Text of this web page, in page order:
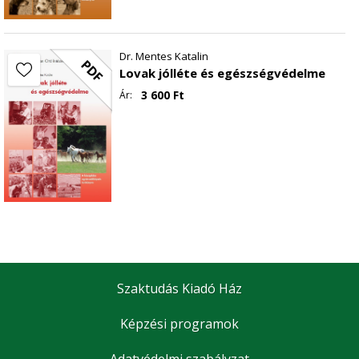
PDF Dr. Mentes Katalin
Lovak jólléte és egészségvédelme
Ár: 3 600 Ft
Szaktudás Kiadó Ház
Képzési programok